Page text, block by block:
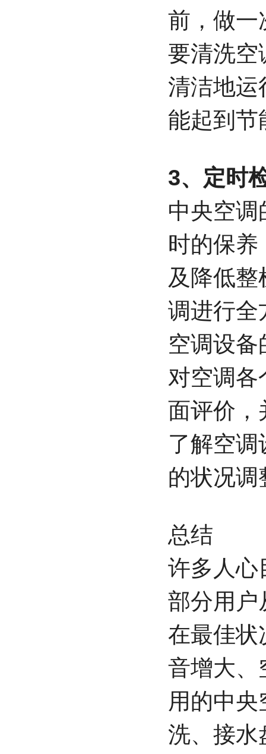
前，做一
要清洗空
清洁地运
能起到节
3、定时
中央空调
时的保养
及降低
调进行全
空调设备
对空调各
面评价，
了解空
的状况调
总结
许多人心
部分用户
在最佳状
音增大、
用的中
洗、接水